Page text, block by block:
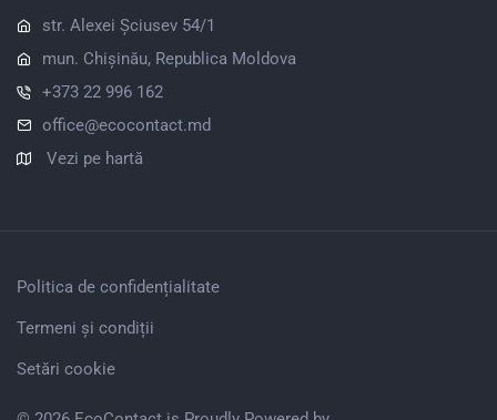
str. Alexei Șciusev 54/1
mun. Chișinău, Republica Moldova
+373 22 996 162
office@ecocontact.md
Vezi pe hartă
Politica de confidențialitate
Termeni și condiții
Setări cookie